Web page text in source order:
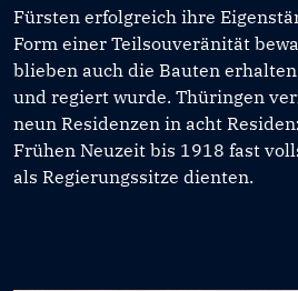
Fürsten erfolgreich ihre
Form einer Teilsouveränität
blieben auch die Bauten
und regiert wurde. Thüringen
neun Residenzen in acht
Frühen Neuzeit bis 1918 fast
als Regierungssitze dienten.